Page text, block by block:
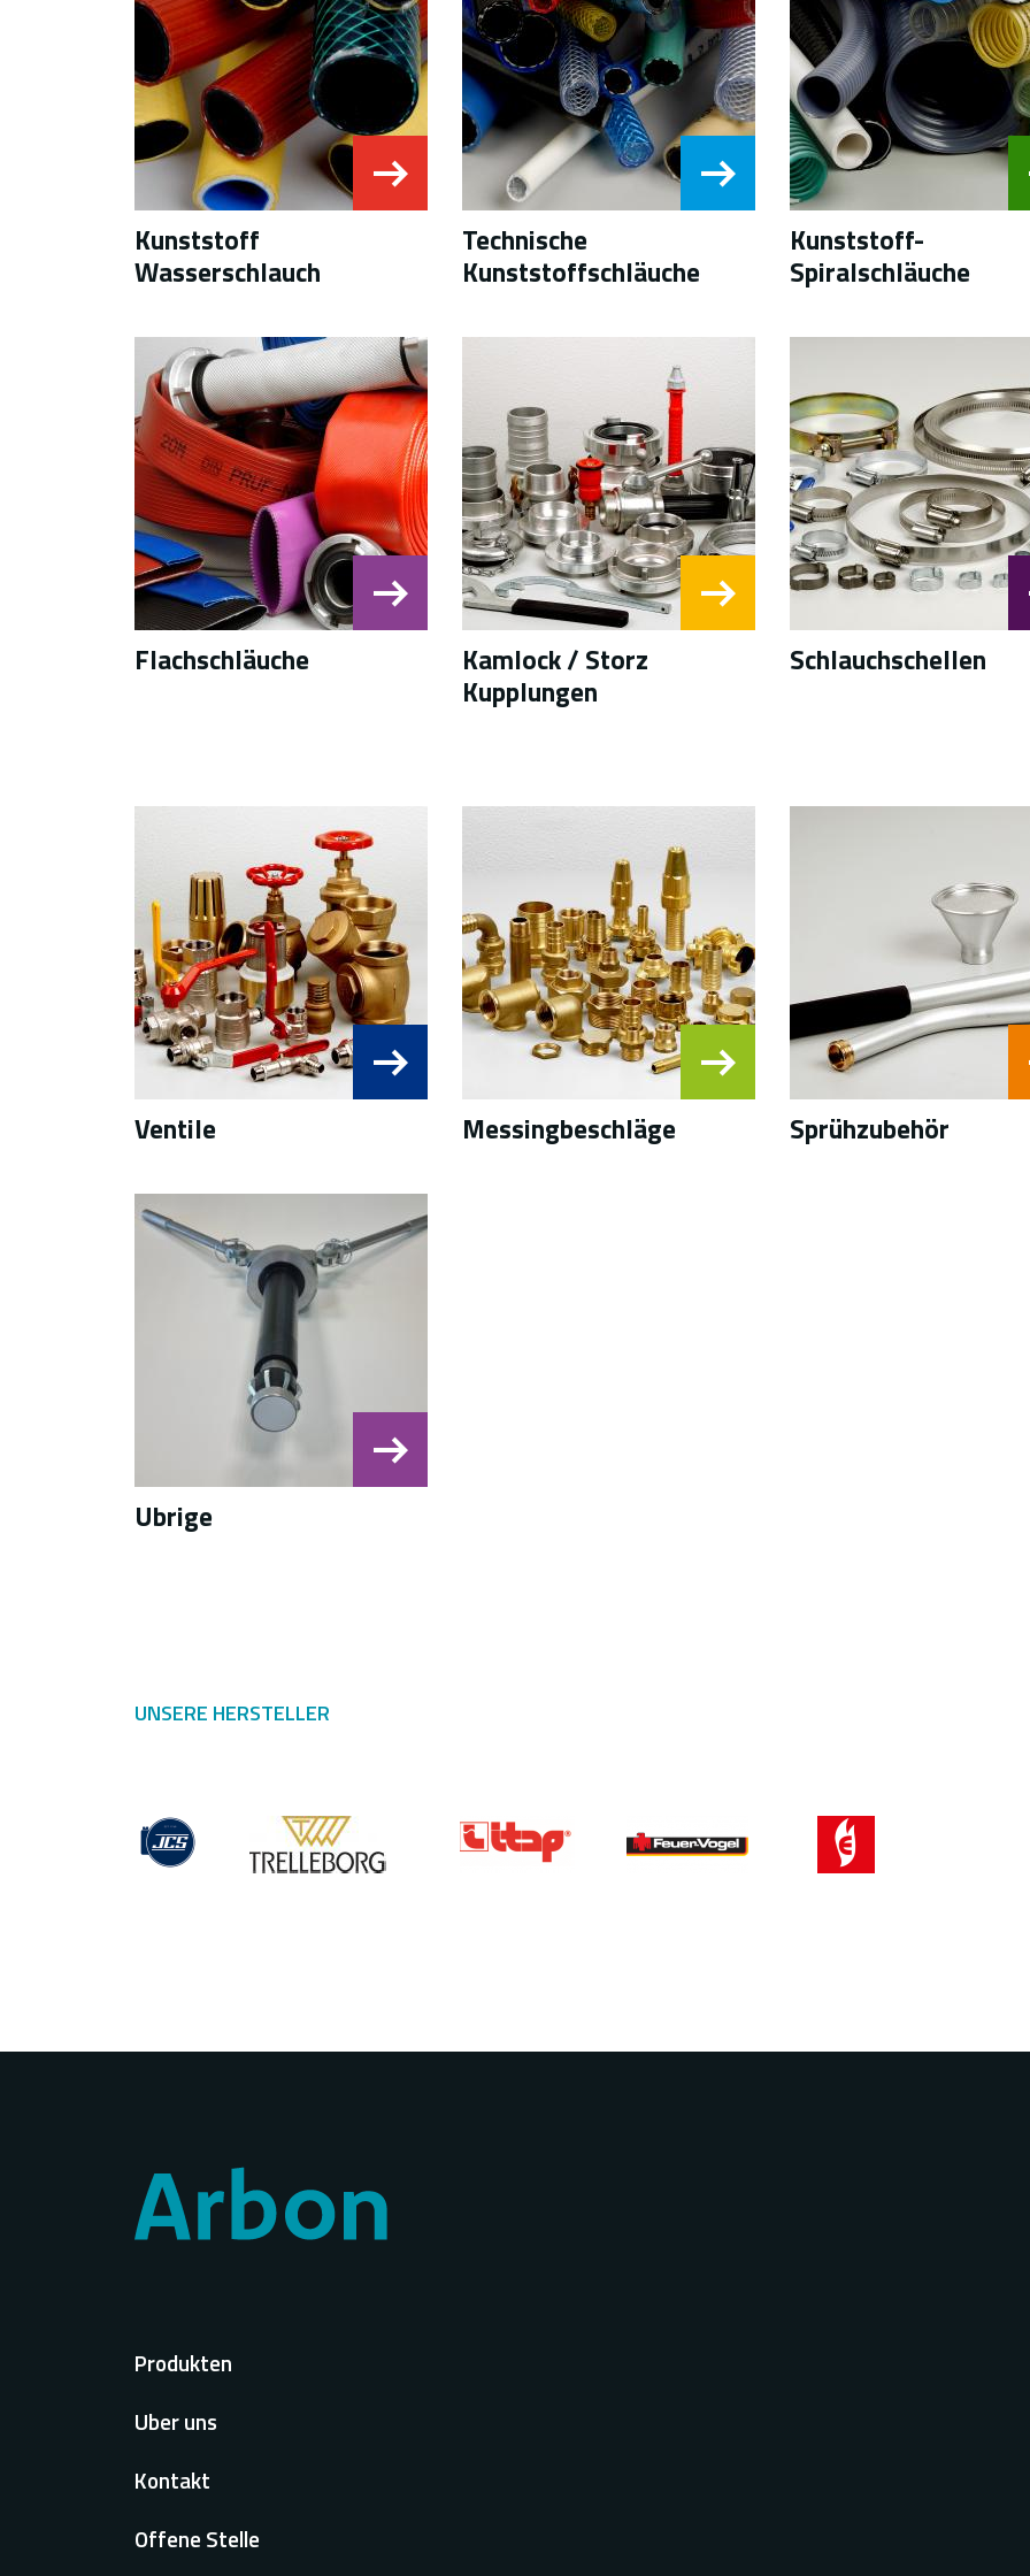
Kunststoff
Wasserschlauch
Technische
Kunststoffschläuche
Kunststoff-
Spiralschläuche
Flachschläuche
Kamlock / Storz
Kupplungen
Schlauchschellen
Ventile Messingbeschläge Sprühzubehör
Ubrige
UNSERE HERSTELLER
Voet
Produkten
Uber uns
Kontakt
Offene Stelle